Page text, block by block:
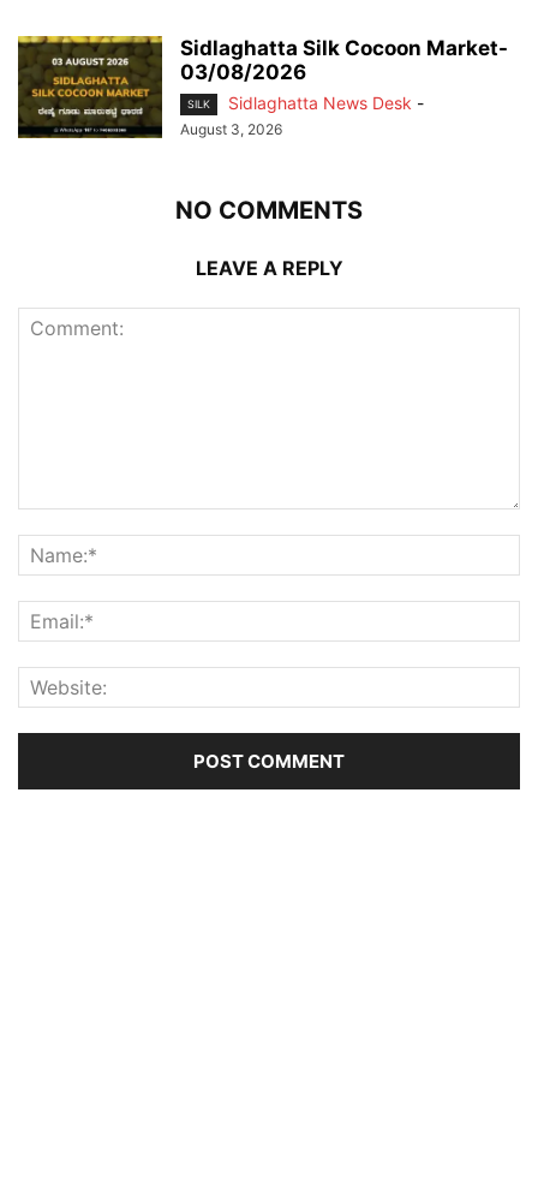
Sidlaghatta Silk Cocoon Market-
03/08/2026
SILK Sidlaghatta News Desk -
August 3, 2026
NO COMMENTS
LEAVE A REPLY